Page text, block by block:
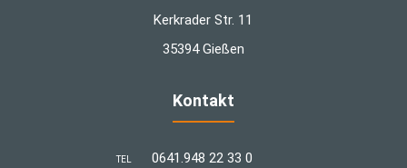
Kerkrader Str. 11
35394 Gießen
Kontakt
TEL 0641.948 22 33 0